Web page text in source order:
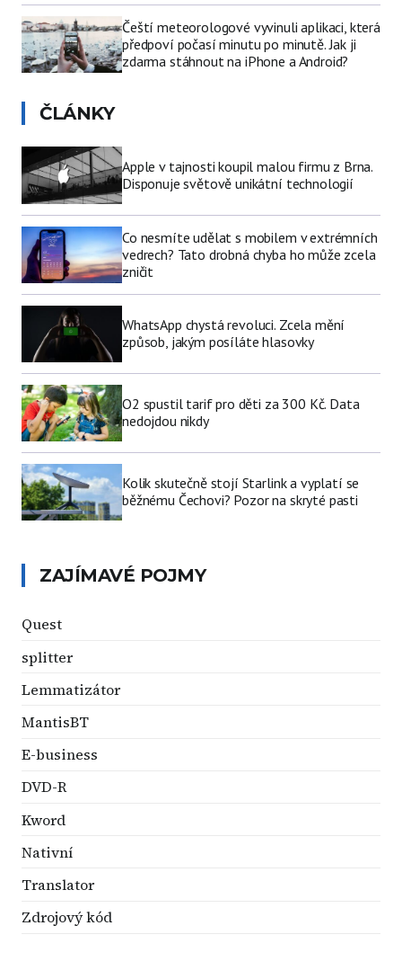
Čeští meteorologové vyvinuli aplikaci, která
předpoví počasí minutu po minutě. Jak ji
zdarma stáhnout na iPhone a Android?
ČLÁNKY
Apple v tajnosti koupil malou firmu z Brna.
Disponuje světově unikátní technologií
Co nesmíte udělat s mobilem v extrémních
vedrech? Tato drobná chyba ho může zcela
zničit
WhatsApp chystá revoluci. Zcela mění
způsob, jakým posíláte hlasovky
O2 spustil tarif pro děti za 300 Kč. Data
nedojdou nikdy
Kolik skutečně stojí Starlink a vyplatí se
běžnému Čechovi? Pozor na skryté pasti
ZAJÍMAVÉ POJMY
Quest
splitter
Lemmatizátor
MantisBT
E-business
DVD-R
Kword
Nativní
Translator
Zdrojový kód